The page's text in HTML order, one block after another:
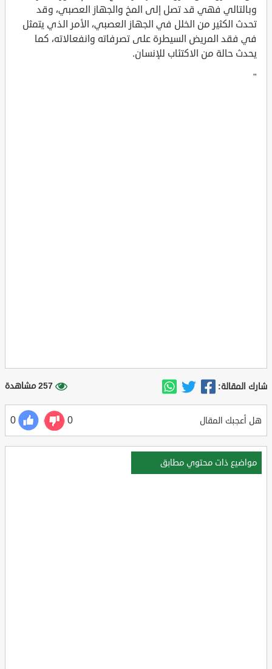
وبالتالي فهي قد تصل إلى المخ والجهاز العصبي، وقد
تحدث الكثير من الخلل في الجهاز العصبي، الأمر الذي يتمثل
في فقد المريض السيطرة على تصرفاته وانفعالاته، كما
يحدث حالة من الاكتئاب للإنسان.
"
شارك المقالة: 257 مشاهدة
هل أعجبك المقال 0
0
مواضيع ذات محتوي مطابق